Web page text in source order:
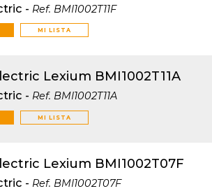
- Ref. BMI1002T11F
MI LISTA
Lexium BMI1002T11A
- Ref. BMI1002T11A
MI LISTA
Lexium BMI1002T07F
- Ref. BMI1002T07F